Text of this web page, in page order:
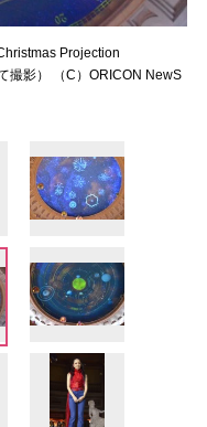
Projection
撮影） （C）ORICON NewS